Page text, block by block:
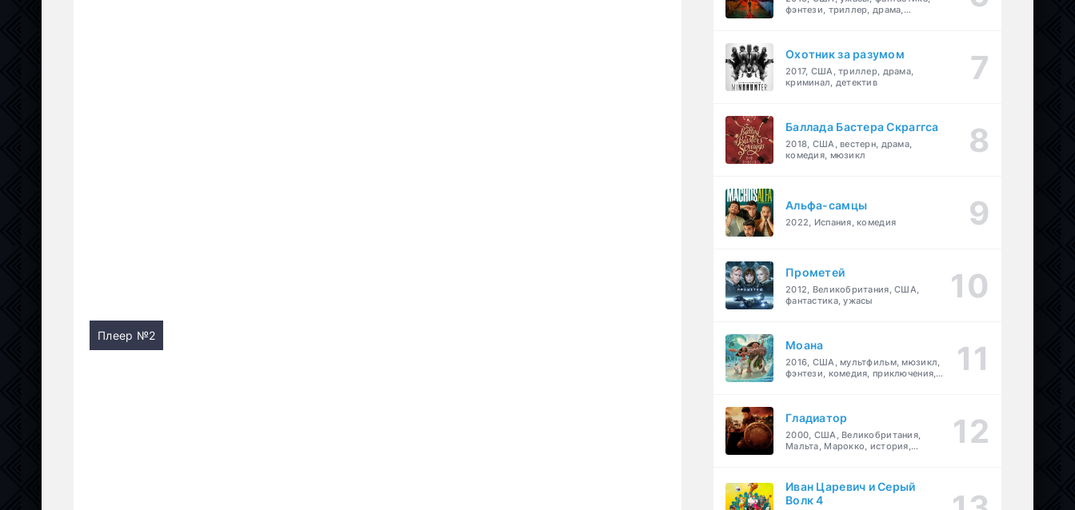
Плеер №2
фэнтези, триллер, драма,
Охотник за разумом
2017, США, триллер, драма,
криминал, детектив
Баллада Бастера Скраггса
2018, США, вестерн, драма,
комедия, мюзикл
Альфа-самцы
2022, Испания, комедия
Прометей
2012, Великобритания, США,
фантастика, ужасы
Моана
2016, США, мультфильм, мюзикл,
фэнтези, комедия, приключения,
Гладиатор
2000, США, Великобритания,
Мальта, Марокко, история,
Иван Царевич и Серый
Волк 4